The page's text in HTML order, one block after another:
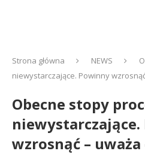
Strona główna NEWS
niewystarczające. Powinny
Obecne stopy
wzrosnąć – uważa